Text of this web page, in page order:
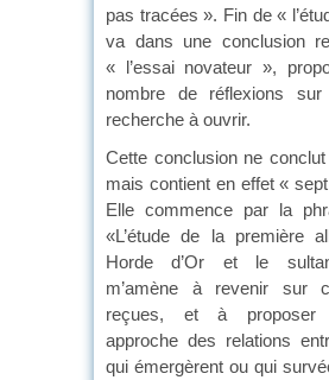
pas tracées ». Fin de «
va dans une conclusion
« l’essai novateur »,
nombre de réflexions
recherche à ouvrir.
Cette conclusion ne
mais contient en effet «
Elle commence par la
«L’étude de la première
Horde d’Or et le
m’amène à revenir sur
reçues, et à proposer
approche des relations
qui émergèrent ou qui